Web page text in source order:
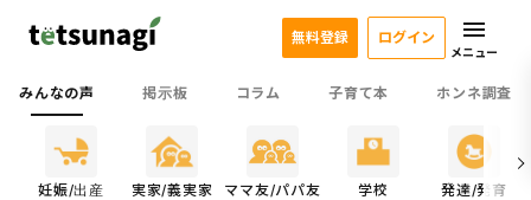
みんなの声 掲示板 コラム 子育て本 ホンネ調査
無料登録 ログイン
メニュー
妊娠/出産 実家/義実家 ママ友/パパ友 学校 発達/発育